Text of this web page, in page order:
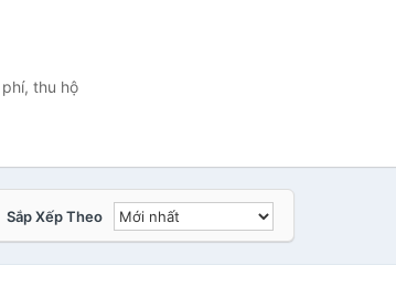
thu hộ
Sắp Xếp Theo